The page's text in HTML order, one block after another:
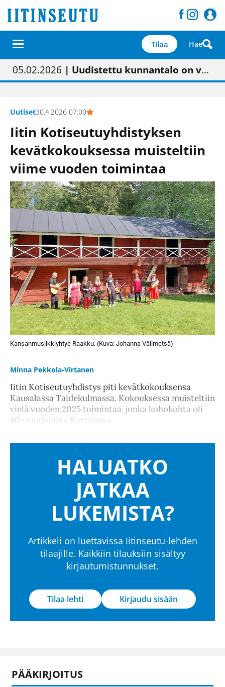
Tilaa Hae
01.02.2026 | Painon vaihtumisen pitäisi näkyä hieman parempana painojäljen laatuna lehdessä
05.02.2026 | Uudistettu kunnantalo on valoisa
23.04.2026 | “Olemme käynnistämässä uudelleen keskustavisiotyön”
09.05.2026| "Maalla on totuttu elämään omavaraisemmin kuin kaupungissa"
Uutiset30.4.2026 07:00
Iitin Kotiseutuyhdistyksen
kevätkokouksessa muisteltiin
viime vuoden toimintaa
Kansanmusiikkiyhtye Raakku. (Kuva: Johanna Välimetsä)
Minna Pekkola-Virtanen
Iitin Kotiseutuyhdistys piti kevätkokouksensa
Kausalassa Taidekulmassa. Kokouksessa muisteltiin
vielä vuoden 2025 toimintaa, jonka kohokohta oli
40-vuotisjuhla Karralassa.
HALUATKO
JATKAA
LUKEMISTA?
Artikkeli on luettavissa Iitinseutu-lehden
tilaajille. Kaikkiin tilauksiin sisältyy
kirjautumistunnukset.
Tilaa lehti Kirjaudu sisään
PÄÄKIRJOITUS